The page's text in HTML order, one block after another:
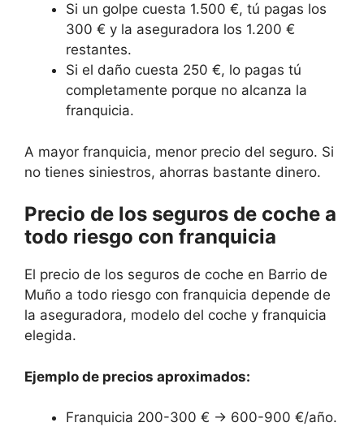
Si un golpe cuesta 1.500 €, tú pagas los
300 € y la aseguradora los 1.200 €
restantes.
Si el daño cuesta 250 €, lo pagas tú
completamente porque no alcanza la
franquicia.
A mayor franquicia, menor precio del seguro. Si
no tienes siniestros, ahorras bastante dinero.
Precio de los seguros de coche a
todo riesgo con franquicia
El precio de los seguros de coche en Barrio de
Muño a todo riesgo con franquicia depende de
la aseguradora, modelo del coche y franquicia
elegida.
Ejemplo de precios aproximados:
Franquicia 200-300 € → 600-900 €/año.